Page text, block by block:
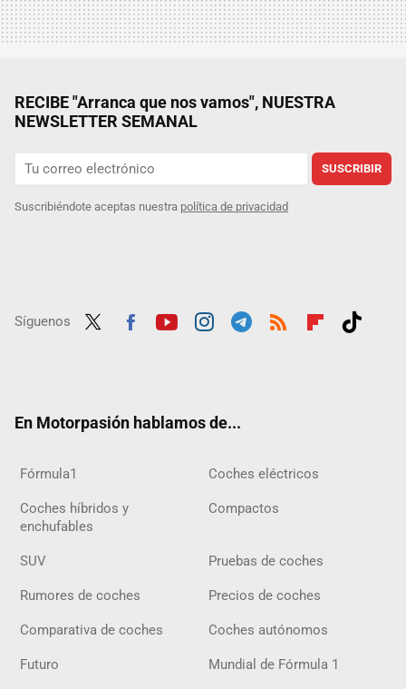
RECIBE "Arranca que nos vamos", NUESTRA
NEWSLETTER SEMANAL
SUSCRIBIR
Suscribiéndote aceptas nuestra política de privacidad
Síguenos
En Motorpasión hablamos de...
Fórmula1 Coches eléctricos
Coches híbridos y
enchufables
Compactos
SUV Pruebas de coches
Rumores de coches Precios de coches
Comparativa de coches Coches autónomos
Futuro Mundial de Fórmula 1